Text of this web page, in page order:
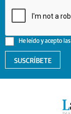
He leído y acepto las
SUSCRÍBETE